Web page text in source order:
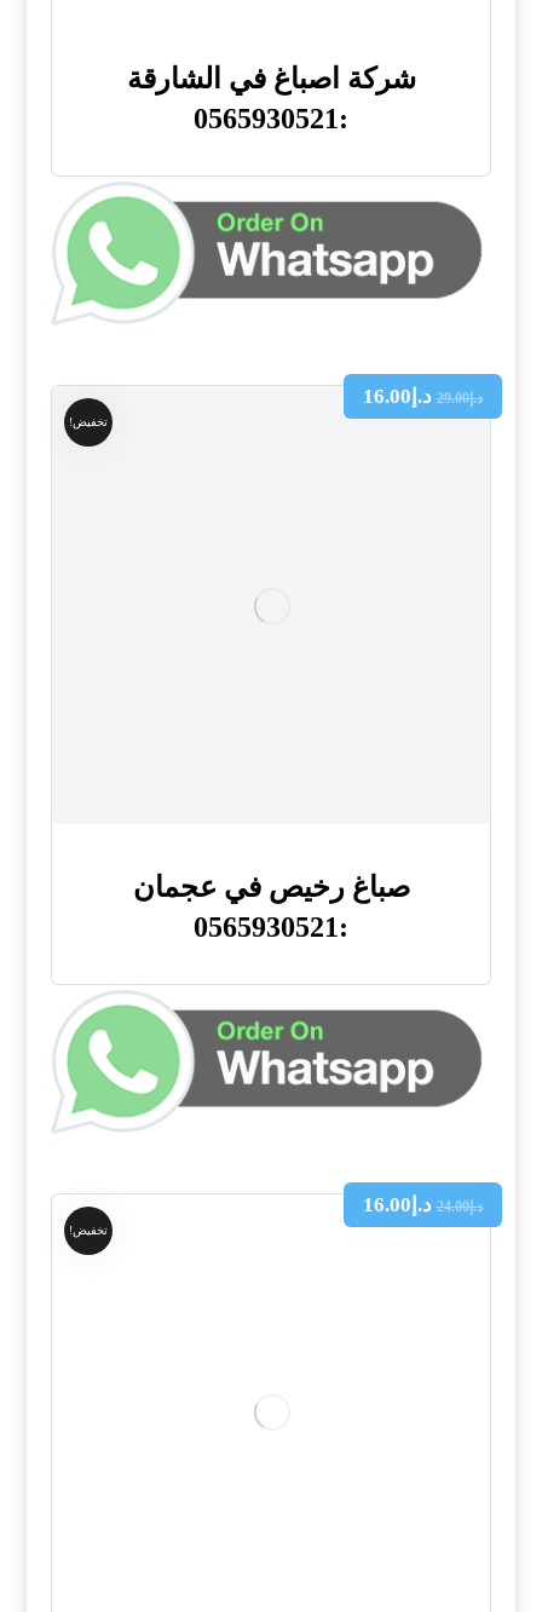
شركة اصباغ في الشارقة
:0565930521
تخفيض!
صباغ رخيص في عجمان
:0565930521
د.إ29.00 د.إ 16.00
تخفيض!
د.إ24.00 د.إ 16.00